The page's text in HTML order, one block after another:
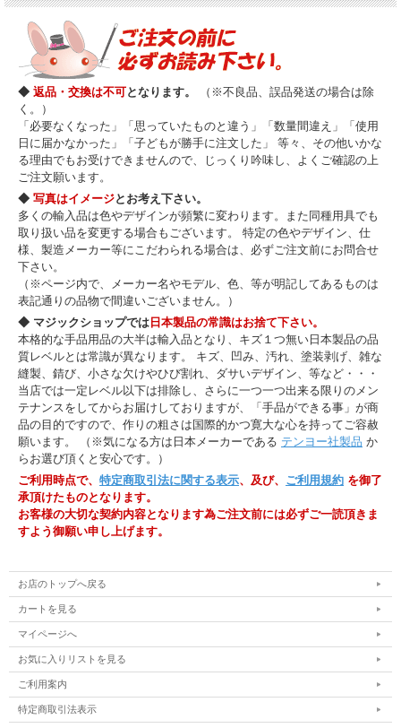
◆ 返品・交換は不可となります。
（※不良品、誤品発送の場合は除
く。）
「必要なくなった」「思っていたものと違う」「数量間違え」「使用
日に届かなかった」「子どもが勝手に注文した」 等々、その他いかな
る理由でもお受けできませんので、じっくり吟味し、よくご確認の上
ご注文願います。
◆ 写真はイメージとお考え下さい。
多くの輸入品は色やデザインが頻繁に変わります。また同種用具でも
取り扱い品を変更する場合もございます。 特定の色やデザイン、仕
様、製造メーカー等にこだわられる場合は、必ずご注文前にお問合せ
下さい。
（※ページ内で、メーカー名やモデル、色、等が明記してあるものは
表記通りの品物で間違いございません。）
◆ マジックショップでは 日本製品の常識はお捨て下さい。
本格的な手品用品の大半は輸入品となり、キズ１つ無い日本製品の品
質レベルとは常識が異なります。 キズ、凹み、汚れ、塗装剥げ、雑な
縫製、錆び、小さな欠けやひび割れ、ダサいデザイン、等など・・・
当店では一定レベル以下は排除し、さらに一つ一つ出来る限りのメン
テナンスをしてからお届けしておりますが、「手品ができる事」が商
品の目的ですので、作りの粗さは国際的かつ寛大な心を持ってご容赦
願います。 （※気になる方は日本メーカーである テンヨー社製品 か
らお選び頂くと安心です。）
ご利用時点で、 特定商取引法に関する表示、及び、 ご利用規約 を御了
承頂けたものとなります。
お客様の大切な契約内容となります為ご注文前には必ずご一読頂きま
すよう御願い申し上げます。
お店のトップへ戻る
カートを見る
マイページへ
お気に入りリストを見る
ご利用案内
特定商取引法表示